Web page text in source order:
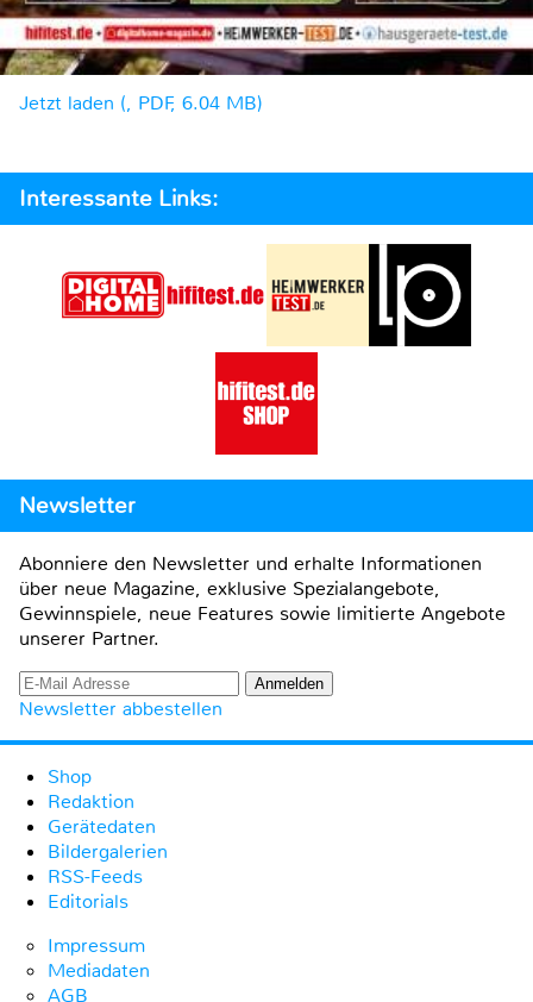
Jetzt laden (, PDF, 6.04 MB)
Interessante Links:
Newsletter
Abonniere den Newsletter und erhalte Informationen
über neue Magazine, exklusive Spezialangebote,
Gewinnspiele, neue Features sowie limitierte Angebote
unserer Partner.
Newsletter abbestellen
Shop
Redaktion
Gerätedaten
Bildergalerien
RSS-Feeds
Editorials
Impressum
Mediadaten
AGB